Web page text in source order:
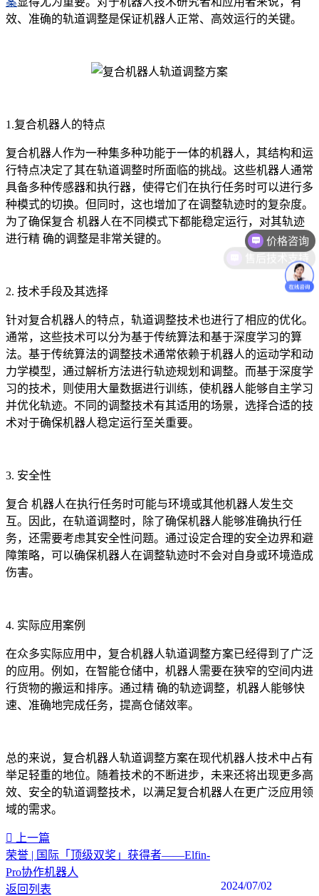
效、准确的轨道调整是保证机器人正常、高效运行的关键。
1.复合机器人的特点
复合机器人作为一种集多种功能于一体的机器人，其结构和运
行特点决定了其在轨道调整时所面临的挑战。这些机器人通常
具备多种传感器和执行器，使得它们在执行任务时可以进行多
种模式的切换。但同时，这也增加了在调整轨迹时的复杂度。
为了确保复合 机器人在不同模式下都能稳定运行，对其轨迹
进行精 确的调整是非常关键的。
2. 技术手段及其选择
针对复合机器人的特点，轨道调整技术也进行了相应的优化。
通常，这些技术可以分为基于传统算法和基于深度学习的算
法。基于传统算法的调整技术通常依赖于机器人的运动学和动
力学模型，通过解析方法进行轨迹规划和调整。而基于深度学
习的技术，则使用大量数据进行训练，使机器人能够自主学习
并优化轨迹。不同的调整技术有其适用的场景，选择合适的技
术对于确保机器人稳定运行至关重要。
3. 安全性
复合 机器人在执行任务时可能与环境或其他机器人发生交
互。因此，在轨道调整时，除了确保机器人能够准确执行任
务，还需要考虑其安全性问题。通过设定合理的安全边界和避
障策略，可以确保机器人在调整轨迹时不会对自身或环境造成
伤害。
4. 实际应用案例
在众多实际应用中，复合机器人轨道调整方案已经得到了广泛
的应用。例如，在智能仓储中，机器人需要在狭窄的空间内进
行货物的搬运和排序。通过精 确的轨迹调整，机器人能够快
速、准确地完成任务，提高仓储效率。
总的来说，复合机器人轨道调整方案在现代机器人技术中占有
举足轻重的地位。随着技术的不断进步，未来还将出现更多高
效、安全的轨道调整技术，以满足复合机器人在更广泛应用领
域的需求。
上一篇
荣誉 | 国际「顶级双奖」获得者——Elfin-
Pro协作机器人
2024/07/02
返回列表
价格咨询
售后技术支持